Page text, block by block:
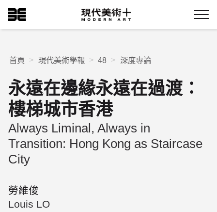
到
主
現代美術+Logo
Menu
首頁 現代美術學報 48 深度專論
永遠在邊緣永遠在過渡：
樓梯城市香港
Always Liminal, Always in
Transition: Hong Kong as Staircase
City
勞維俊
Louis LO